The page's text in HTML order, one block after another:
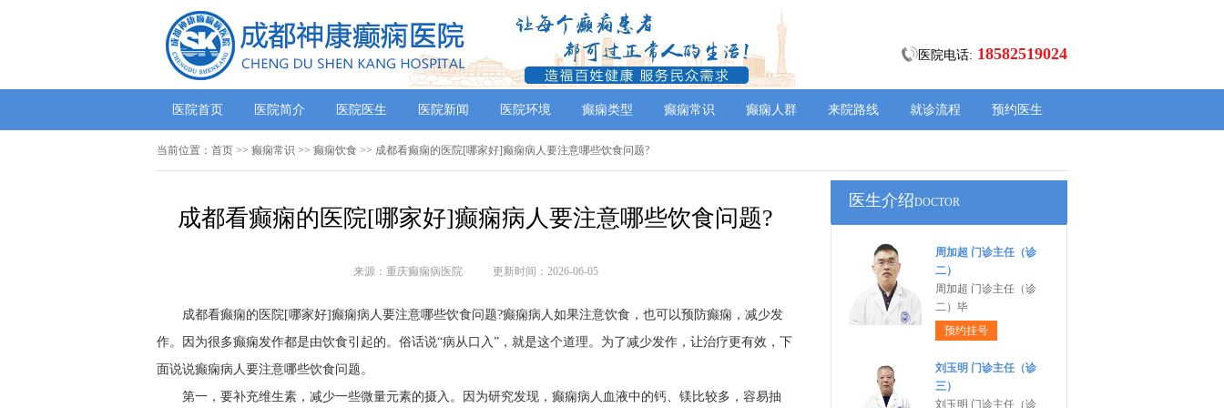
医院电话: 18582519024
医院首页 医院简介 医院医生 医院新闻 医院环境 癫痫类型 癫痫常识 癫痫人群 来院路线 就诊流程 预约医生
当前位置： 首页 >> 癫痫常识 >> 癫痫饮食 >> 成都看癫痫的医院[哪家好]癫痫病人要注意哪些饮食问题?
成都看癫痫的医院[哪家好]癫痫病人要注意哪些饮食问题?
来源：重庆癫痫病医院 更新时间：2026-06-05
成都看癫痫的医院[哪家好]癫痫病人要注意哪些饮食问题?癫痫病人如果注意饮食，也可以预防癫痫，减少发
作。因为很多癫痫发作都是由饮食引起的。俗话说“病从口入”，就是这个道理。为了减少发作，让治疗更有效，下
面说说癫痫病人要注意哪些饮食问题。
第一，要补充维生素，减少一些微量元素的摄入。因为研究发现，癫痫病人血液中的钙、镁比较多，容易抽
医生介绍DOCTOR
周加超 门诊主任（诊
二）
周加超 门诊主任（诊
二）毕
预约挂号
刘玉明 门诊主任（诊
三）
刘玉明 门诊主任（诊